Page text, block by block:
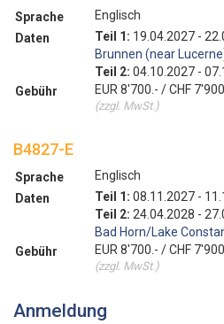
Sprache
Englisch
Daten
Teil 1: 19.04.2027 -
Brunnen (near
Teil 2: 04.10.2027 -
Gebühr
EUR 8'700.- / CHF
(zzgl. MwSt.)
B4827-E
Sprache
Englisch
Daten
Teil 1: 08.11.2027 -
Teil 2: 24.04.2028 -
Bad Horn/Lake
Gebühr
EUR 8'700.- / CHF
(zzgl. MwSt.)
Anmeldung